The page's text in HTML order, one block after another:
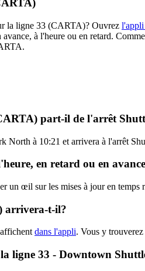
la ligne 33 (CARTA)? Ouvrez l'appli
à l'heure ou en retard.
part-il de l'arrêt
North à 10:21 et arrivera à l'arrêt
en retard ou en
un œil sur les mises à jour en
arrivera-t-il?
dans l'appli. Vous y
ligne 33 - Downtown